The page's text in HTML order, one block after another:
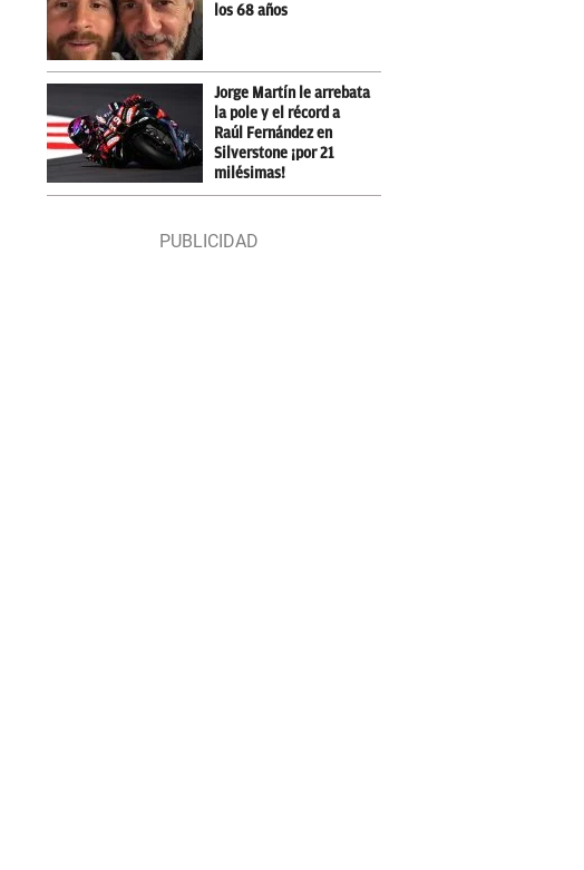
los 68 años
Jorge Martín le arrebata
la pole y el récord a
Raúl Fernández en
Silverstone ¡por 21
milésimas!